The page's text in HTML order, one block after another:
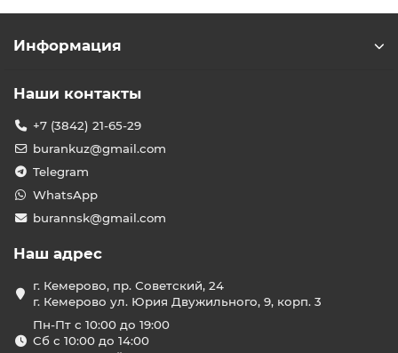
Информация
Наши контакты
+7 (3842) 21-65-29
burankuz@gmail.com
Telegram
WhatsApp
burannsk@gmail.com
Наш адрес
г. Кемерово, пр. Советский, 24
г. Кемерово ул. Юрия Двужильного, 9, корп. 3
Пн-Пт с 10:00 до 19:00
Сб с 10:00 до 14:00